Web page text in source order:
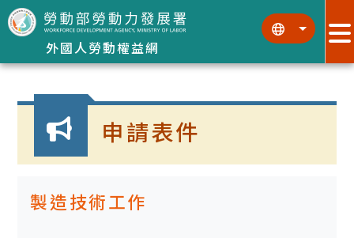
跳到主要內容區塊
外國人勞動權益網
::: :::
:::
申請表件
製造技術工作